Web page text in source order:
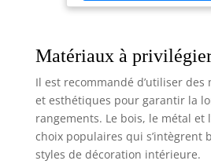
utilisée séparément [Avec
objets privés hors de vue. Les
l'intérieur vous permettent de
panneaux en plastique de
hydrofuges, il suffit de les
taches. En plus, grâce aux
très facile et déménager le
après démontage [Utile
simple et un ton neutre, ce
donnera à n'importe quelle
Matériaux à
Il est recommandé d’utiliser
et esthétiques pour garantir la
rangements. Le bois, le métal et
choix populaires qui s’intègrent
styles de décoration intérieure.